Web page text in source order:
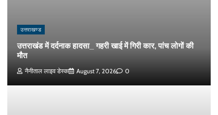
उत्तराखण्ड
उत्तराखंड में दर्दनाक हादसा_ गहरी खाई में गिरी कार, पांच लोगों की
मौत
नैनीताल लाइव डेस्क August 7, 2026 0